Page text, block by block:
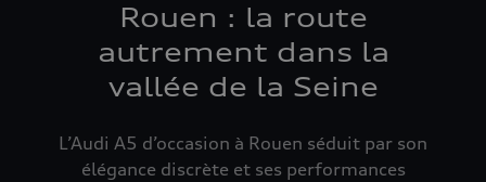
Rouen : la route
autrement dans la
vallée de la Seine
L’Audi A5 d’occasion à Rouen séduit par son
élégance discrète et ses performances